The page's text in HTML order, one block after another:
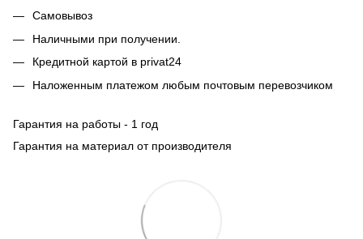
Самовывоз
Наличными при получении.
Кредитной картой в privat24
Наложенным платежом любым почтовым перевозчиком
Гарантия на работы - 1 год
Гарантия на материал от производителя